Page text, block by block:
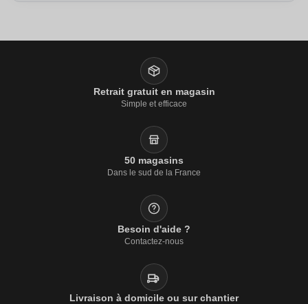
Retrait gratuit en magasin
Simple et efficace
50 magasins
Dans le sud de la France
Besoin d'aide ?
Contactez-nous
Livraison à domicile ou sur chantier